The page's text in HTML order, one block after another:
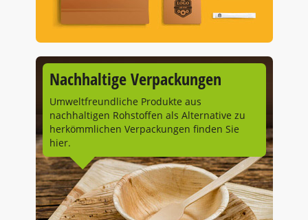
Nachhaltige Verpackungen
Umweltfreundliche Produkte aus
nachhaltigen Rohstoffen als Alternative zu
herkömmlichen Verpackungen finden Sie
hier.